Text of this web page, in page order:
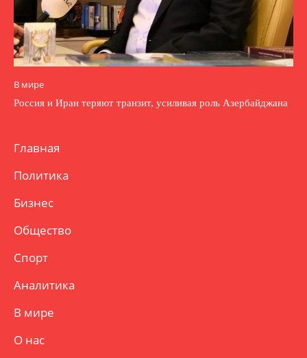
В мире
Россия и Иран теряют транзит, усиливая роль Азербайджана
Главная
Политика
Бизнес
Общество
Спорт
Аналитика
В мире
О нас